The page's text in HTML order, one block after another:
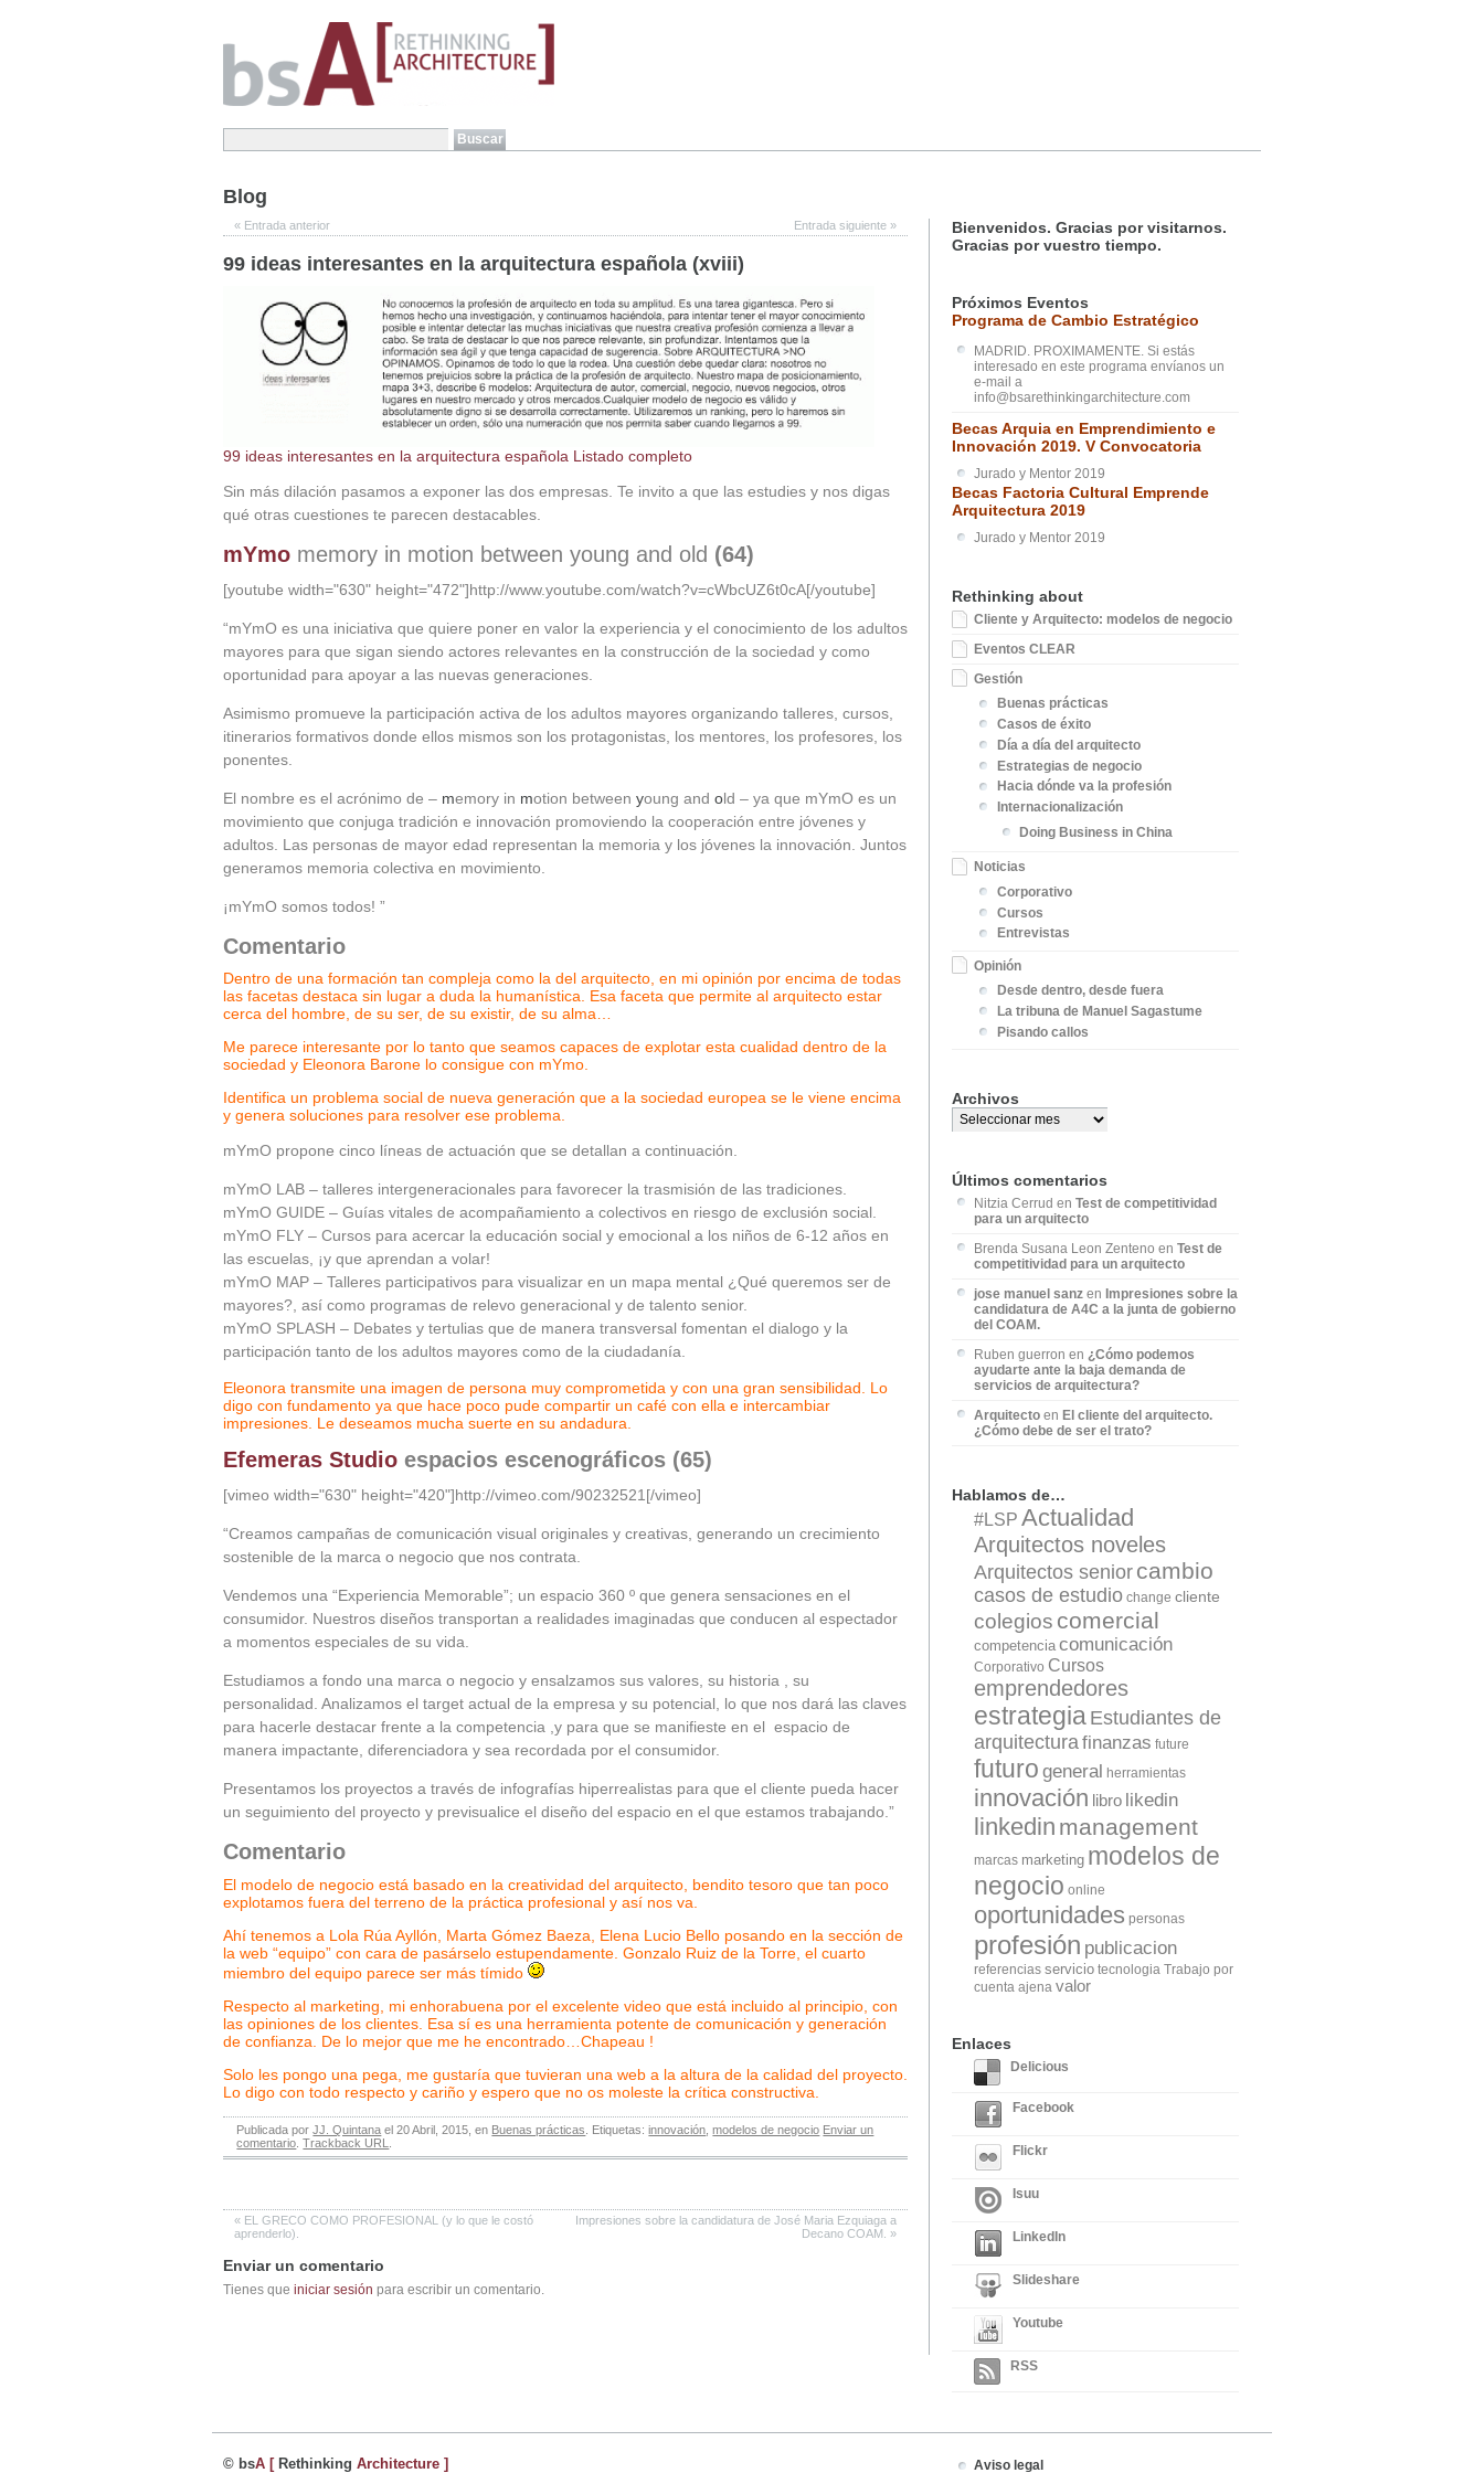
Blog
« Entrada anterior Entrada siguiente »
99 ideas interesantes en la arquitectura española (xviii)
99 ideas interesantes en la arquitectura española Listado completo
Sin más dilación pasamos a exponer las dos empresas. Te invito a que las estudies y nos digas
qué otras cuestiones te parecen destacables.
mYmo memory in motion between young and old (64)
[youtube width="630" height="472"]http://www.youtube.com/watch?v=cWbcUZ6t0cA[/youtube]
“mYmO es una iniciativa que quiere poner en valor la experiencia y el conocimiento de los adultos
mayores para que sigan siendo actores relevantes en la construcción de la sociedad y como
oportunidad para apoyar a las nuevas generaciones.
Asimismo promueve la participación activa de los adultos mayores organizando talleres, cursos,
itinerarios formativos donde ellos mismos son los protagonistas, los mentores, los profesores, los
ponentes.
El nombre es el acrónimo de – memory in motion between young and old – ya que mYmO es un
movimiento que conjuga tradición e innovación promoviendo la cooperación entre jóvenes y
adultos. Las personas de mayor edad representan la memoria y los jóvenes la innovación. Juntos
generamos memoria colectiva en movimiento.
¡mYmO somos todos! ”
Comentario
Dentro de una formación tan compleja como la del arquitecto, en mi opinión por encima de todas
las facetas destaca sin lugar a duda la humanística. Esa faceta que permite al arquitecto estar
cerca del hombre, de su ser, de su existir, de su alma…
Me parece interesante por lo tanto que seamos capaces de explotar esta cualidad dentro de la
sociedad y Eleonora Barone lo consigue con mYmo.
Identifica un problema social de nueva generación que a la sociedad europea se le viene encima
y genera soluciones para resolver ese problema.
mYmO propone cinco líneas de actuación que se detallan a continuación.
mYmO LAB – talleres intergeneracionales para favorecer la trasmisión de las tradiciones.
mYmO GUIDE – Guías vitales de acompañamiento a colectivos en riesgo de exclusión social.
mYmO FLY – Cursos para acercar la educación social y emocional a los niños de 6-12 años en
las escuelas, ¡y que aprendan a volar!
mYmO MAP – Talleres participativos para visualizar en un mapa mental ¿Qué queremos ser de
mayores?, así como programas de relevo generacional y de talento senior.
mYmO SPLASH – Debates y tertulias que de manera transversal fomentan el dialogo y la
participación tanto de los adultos mayores como de la ciudadanía.
Eleonora transmite una imagen de persona muy comprometida y con una gran sensibilidad. Lo
digo con fundamento ya que hace poco pude compartir un café con ella e intercambiar
impresiones. Le deseamos mucha suerte en su andadura.
Efemeras Studio espacios escenográficos (65)
[vimeo width="630" height="420"]http://vimeo.com/90232521[/vimeo]
“Creamos campañas de comunicación visual originales y creativas, generando un crecimiento
sostenible de la marca o negocio que nos contrata.
Vendemos una “Experiencia Memorable”; un espacio 360 º que genera sensaciones en el
consumidor. Nuestros diseños transportan a realidades imaginadas que conducen al espectador
a momentos especiales de su vida.
Estudiamos a fondo una marca o negocio y ensalzamos sus valores, su historia , su
personalidad. Analizamos el target actual de la empresa y su potencial, lo que nos dará las claves
para hacerle destacar frente a la competencia ,y para que se manifieste en el espacio de
manera impactante, diferenciadora y sea recordada por el consumidor.
Presentamos los proyectos a través de infografías hiperrealistas para que el cliente pueda hacer
un seguimiento del proyecto y previsualice el diseño del espacio en el que estamos trabajando.”
Comentario
El modelo de negocio está basado en la creatividad del arquitecto, bendito tesoro que tan poco
explotamos fuera del terreno de la práctica profesional y así nos va.
Ahí tenemos a Lola Rúa Ayllón, Marta Gómez Baeza, Elena Lucio Bello posando en la sección de
la web “equipo” con cara de pasárselo estupendamente. Gonzalo Ruiz de la Torre, el cuarto
miembro del equipo parece ser más tímido
Respecto al marketing, mi enhorabuena por el excelente video que está incluido al principio, con
las opiniones de los clientes. Esa sí es una herramienta potente de comunicación y generación
de confianza. De lo mejor que me he encontrado…Chapeau !
Solo les pongo una pega, me gustaría que tuvieran una web a la altura de la calidad del proyecto.
Lo digo con todo respecto y cariño y espero que no os moleste la crítica constructiva.
Publicada porJJ. Quintana el 20 Abril, 2015, en Buenas prácticas. Etiquetas:innovación,modelos de negocio Enviar un
comentario.Trackback URL.
« EL GRECO COMO PROFESIONAL (y lo que le costó
aprenderlo).
Impresiones sobre la candidatura de José Maria Ezquiaga a
Decano COAM. »
Enviar un comentario
Tienes que iniciar sesión para escribir un comentario.
Bienvenidos. Gracias por visitarnos.
Gracias por vuestro tiempo.
Próximos Eventos
Programa de Cambio Estratégico
MADRID. PROXIMAMENTE. Si estás
interesado en este programa envíanos un
e-mail a
info@bsarethinkingarchitecture.com
Becas Arquia en Emprendimiento e
Innovación 2019. V Convocatoria
Jurado y Mentor 2019
Becas Factoria Cultural Emprende
Arquitectura 2019
Jurado y Mentor 2019
Rethinking about
Cliente y Arquitecto: modelos de negocio
Eventos CLEAR
Gestión
Buenas prácticas
Casos de éxito
Día a día del arquitecto
Estrategias de negocio
Hacia dónde va la profesión
Internacionalización
Doing Business in China
Noticias
Corporativo
Cursos
Entrevistas
Opinión
Desde dentro, desde fuera
La tribuna de Manuel Sagastume
Pisando callos
Archivos
Últimos comentarios
Nitzia Cerrud enTest de competitividad
para un arquitecto
Brenda Susana Leon Zenteno enTest de
competitividad para un arquitecto
jose manuel sanz enImpresiones sobre la
candidatura de A4C a la junta de gobierno
del COAM.
Ruben guerron en¿Cómo podemos
ayudarte ante la baja demanda de
servicios de arquitectura?
Arquitecto enEl cliente del arquitecto.
¿Cómo debe de ser el trato?
Hablamos de…
#LSP Actualidad
Arquitectos noveles
Arquitectos senior cambio
casos de estudio change cliente
colegios comercial
competencia comunicación
Corporativo Cursos
emprendedores
estrategia Estudiantes de
arquitectura finanzas future
futuro general herramientas
innovación libro likedin
linkedin management
marcas marketing modelos de
negocio online
oportunidades personas
profesión publicacion
referencias servicio tecnologia Trabajo por
cuenta ajena valor
Enlaces
Delicious
Facebook
Flickr
Isuu
LinkedIn
Slideshare
Youtube
RSS
© bsA [Rethinking Architecture ] Aviso legal